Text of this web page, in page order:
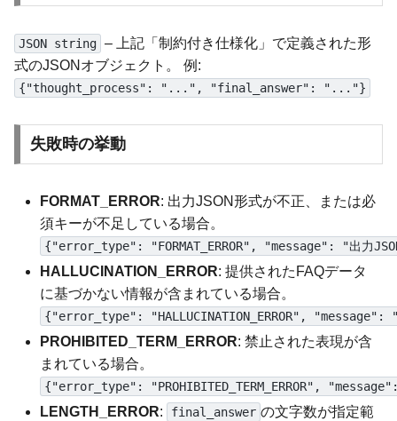
JSON string – 上記「制約付き仕様化」で定義された形
式のJSONオブジェクト。 例:
{"thought_process": "...", "final_answer": "..."}
失敗時の挙動
FORMAT_ERROR: 出力JSON形式が不正、または必
須キーが不足している場合。
{"error_type": "FORMAT_ERROR", "message": "出力
HALLUCINATION_ERROR: 提供されたFAQデータ
に基づかない情報が含まれている場合。
{"error_type": "HALLUCINATION_ERROR", "message": "
PROHIBITED_TERM_ERROR: 禁止された表現が含
まれている場合。
{"error_type": "PROHIBITED_TERM_ERROR",
LENGTH_ERROR: final_answer の文字数が指定範